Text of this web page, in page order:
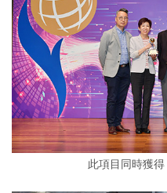
此項目同時獲得